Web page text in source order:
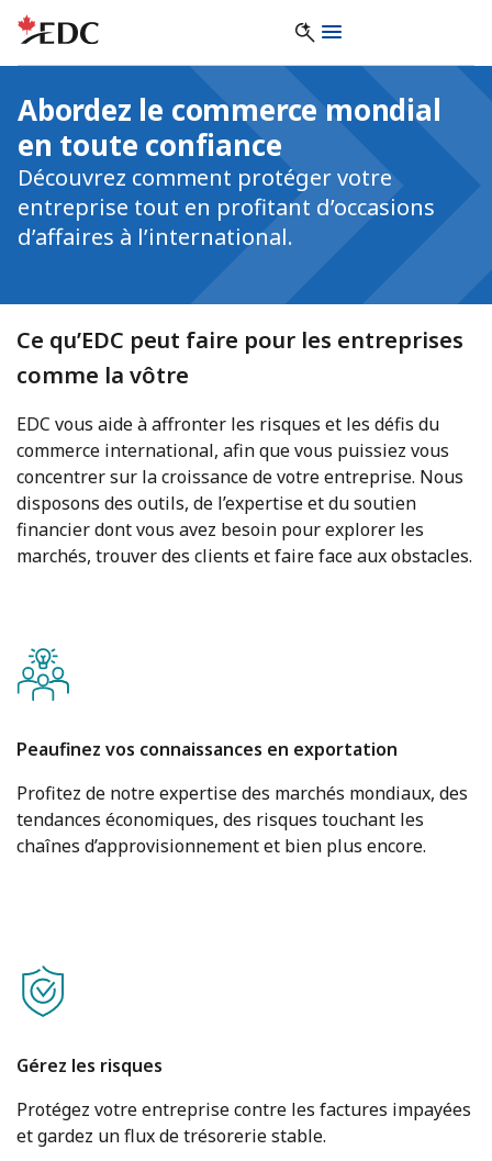
Abordez le commerce mondial
en toute confiance
Découvrez comment protéger votre
entreprise tout en profitant d’occasions
d’affaires à l’international.
Ce qu’EDC peut faire pour les entreprises
comme la vôtre
EDC vous aide à affronter les risques et les défis du
commerce international, afin que vous puissiez vous
concentrer sur la croissance de votre entreprise. Nous
disposons des outils, de l’expertise et du soutien
financier dont vous avez besoin pour explorer les
marchés, trouver des clients et faire face aux obstacles.
Peaufinez vos connaissances en exportation
Profitez de notre expertise des marchés mondiaux, des
tendances économiques, des risques touchant les
chaînes d’approvisionnement et bien plus encore.
Gérez les risques
Protégez votre entreprise contre les factures impayées
et gardez un flux de trésorerie stable.